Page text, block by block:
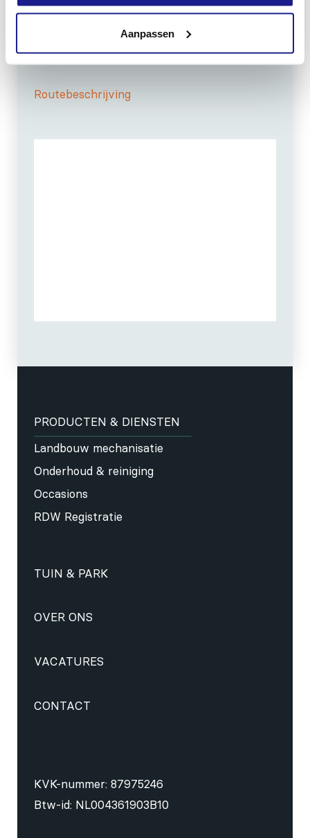
Aanpassen
Maandag t/m vrijdag: 07:30 - 17:00
09:00 - 12:00
Zondag: gesloten
Routebeschrijving
PRODUCTEN & DIENSTEN
Landbouw mechanisatie
Onderhoud & reiniging
Occasions
RDW Registratie
TUIN & PARK
OVER ONS
VACATURES
CONTACT
KVK-nummer: 87975246
Btw-id: NL004361903B10